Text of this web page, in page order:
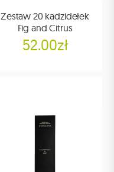
Zestaw 20 kadzidełek
Fig and Citrus
52.00zł